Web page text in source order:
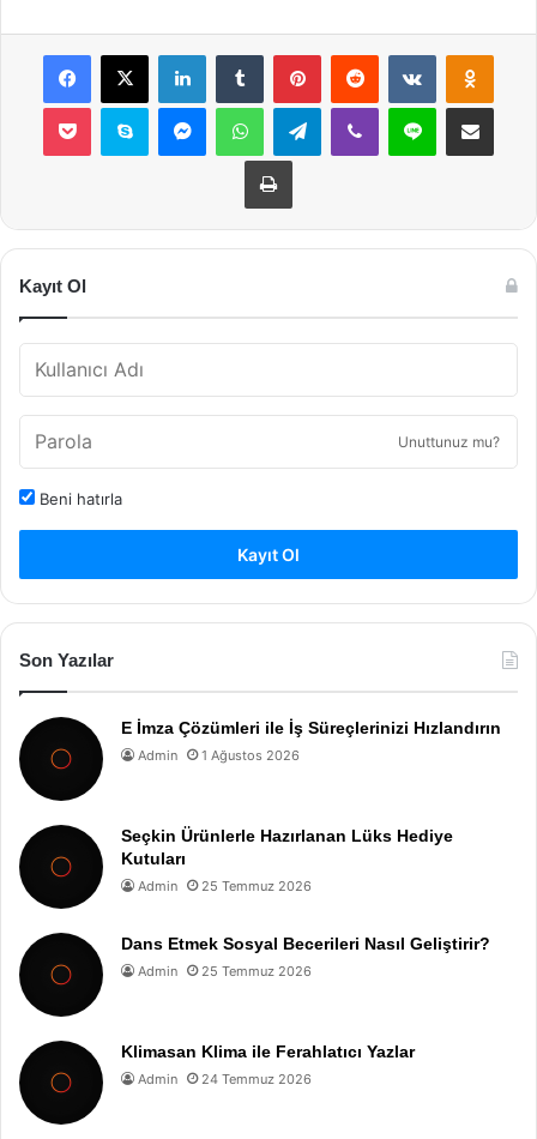
Facebook
X LinkedInTumblr PinterestReddit VKontakte
Pocket Skype MessengerWhatsAppTelegramViber Line E-Posta ile
Yazdır
Kayıt Ol
Unuttunuz mu?
Beni hatırla
Kayıt Ol
Son Yazılar
E İmza Çözümleri ile İş Süreçlerinizi Hızlandırın
Admin 1 Ağustos 2026
Seçkin Ürünlerle Hazırlanan Lüks Hediye
Kutuları
Admin 25 Temmuz 2026
Dans Etmek Sosyal Becerileri Nasıl Geliştirir?
Admin 25 Temmuz 2026
Klimasan Klima ile Ferahlatıcı Yazlar
Admin 24 Temmuz 2026